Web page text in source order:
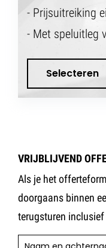
- Prijsuitreiking
- Met speluitleg
Selecteren
VRIJBLIJVEND
Als je het
doorgaans binnen
terugsturen